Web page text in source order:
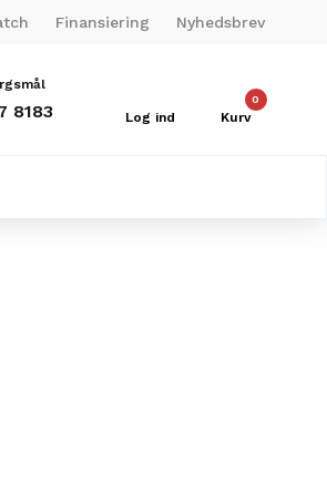
Finansiering Nyhedsbrev
8183 Log ind
0
Kurv